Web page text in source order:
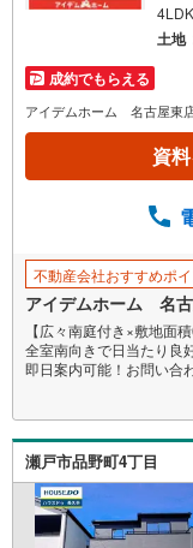
イ
ペ
ー
す
る
土地
成約でもらえる
アイデムホーム 名古屋東
資
不動産会社おすすめポイ
アイデムホーム 名
【広々南庭付き×敷地面
全室南向きで日当たり良
即日案内可能！お問い合
当日のご来店・ご見学、
【安心】耐震等級3取得
【品質】設計住宅性能評
【充実】駐車3台、庭、
瀬戸市品野町4丁目